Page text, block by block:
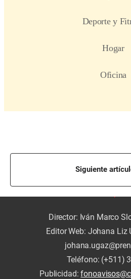
Siguiente
Director: Iván Marco
Editor Web: Johana Liz
Teléfono: (+511)
Publicidad: